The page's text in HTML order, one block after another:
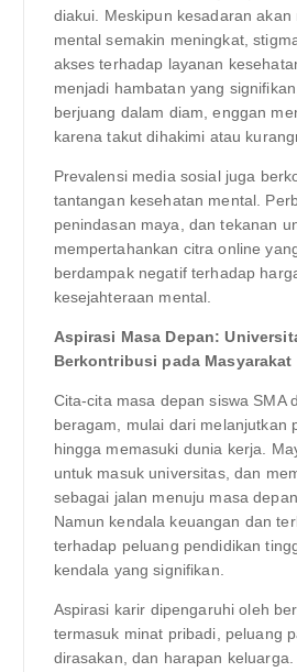
diakui. Meskipun kesadaran akan
mental semakin meningkat,
akses terhadap layanan
menjadi hambatan yang
berjuang dalam diam, enggan
karena takut dihakimi atau
Prevalensi media sosial juga
tantangan kesehatan mental.
penindasan maya, dan tekanan
mempertahankan citra online
berdampak negatif terhadap
kesejahteraan mental.
Aspirasi Masa Depan:
Berkontribusi pada Masyarakat
Cita-cita masa depan siswa SMA
beragam, mulai dari melanjutkan
hingga memasuki dunia kerja.
untuk masuk universitas, dan
sebagai jalan menuju masa
Namun kendala keuangan dan
terhadap peluang pendidikan
kendala yang signifikan.
Aspirasi karir dipengaruhi oleh
termasuk minat pribadi, peluang
dirasakan, dan harapan